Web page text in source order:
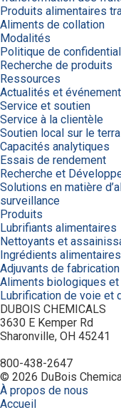
Produits alimentaires
Aliments de collation
Modalités
Politique de
Recherche de produits
Ressources
Actualités et
Service et soutien
Service à la clientèle
Soutien local sur le
Capacités analytiques
Essais de rendement
Recherche et
Solutions en matière
surveillance
Produits
Lubrifiants alimentaires
Nettoyants et
Ingrédients alimentaires
Adjuvants de fabrication
Aliments biologiques et
Lubrification de voie et
DUBOIS CHEMICALS
3630 E Kemper Rd
Sharonville, OH 45241
800-438-2647
© 2026 DuBois
À propos de nous
Accueil